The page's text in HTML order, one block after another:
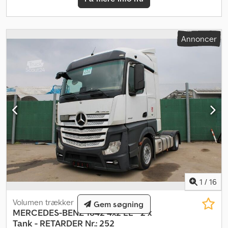
Blad-luftaffjedring – løft/sænk * Til løft af brønddæksler, sandfang
Luftaffjedret komfortsæde * Sædevarme * EPS gearkasse *
Elvinduer * El-spejle med varme * Lysende advarselstafel bagpå *
Akselafstand 4,60 m + 1,40 m * Totalvægt 26.000 kg * Egenvægt
11.180 kg * Nyttelast 14.820 kg Hvis der ønskes et nyt TÜV-syn,
fremsender vi gerne et tilbud fra vores samarbejdsværksteder.
Vores tilbud er generelt UDEN nyt TÜV-syn, uden ny DGUV, uden
ny SP, uden ny UVV. Du kan finde flere lastbiler på vores
hjemmeside på Vi taler følgende sprog: tysk, engelsk, polsk, tyrkisk
Bemærk: Vi tilbyder og anbefaler kraftigt en inspektion og
gennemgang af varen, så der ikke opstår ukorrekte forventninger
til stand og egnethed hos køber. Inspektion og gennemgang er
muligt og ønskes efter forudgående aftale når som helst. Alle
oplysninger er uden garanti. Der tages ikke ansvar for fejl eller
forkerte angivelser i tilbuddet. Køber er forpligtet til selv at
overbevise sig om varens/køretøjets stand og udstyr. Forbehold
for ændringer, mellemsalg og fejl.
Annoncer
1 / 16
Volumen trækker
MERCEDES-BENZ1842 4x2 LL - 2 x
Tank - RETARDER Nr.: 252
Gem søgning